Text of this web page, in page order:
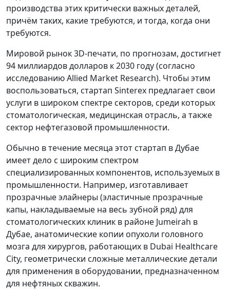
производства этих критически важных деталей,
причём таких, какие требуются, и тогда, когда они
требуются.
Мировой рынок 3D-печати, по прогнозам, достигнет
94 миллиардов долларов к 2030 году (согласно
исследованию Allied Market Research). Чтобы этим
воспользоваться, стартап Sinterex предлагает свои
услуги в широком спектре секторов, среди которых
стоматологическая, медицинская отрасль, а также
сектор нефтегазовой промышленности.
Обычно в течение месяца этот стартап в Дубае
имеет дело с широким спектром
специализированных компонентов, используемых в
промышленности. Например, изготавливает
прозрачные элайнеры (эластичные прозрачные
капы, накладываемые на весь зубной ряд) для
стоматологических клиник в районе Jumeirah в
Дубае, анатомические копии опухоли головного
мозга для хирургов, работающих в Dubai Healthcare
City, геометрически сложные металлические детали
для применения в оборудовании, предназначенном
для нефтяных скважин.